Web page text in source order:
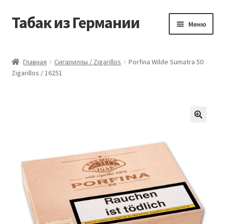
Перейти
Перейти
Табак из Германии Меню
Аккаунт
Оформление заказа
Табак на заказ
Главная Сигариллы / Zigarillos
Porfina Wilde Sumatra 50
Zigarillos / 16251